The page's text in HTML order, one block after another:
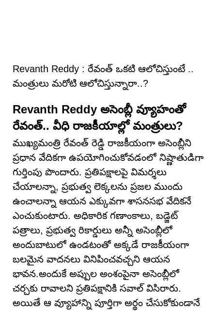
Revanth Reddy : రేవంత్ ఒకటి ఆలోచిస్తుంటే ..
మంత్రులు మ‌రోటి ఆలోచిస్తున్నారా..?
Revanth Reddy అసెంబ్లీ వ్యూహంతో
రేవంత్.. వీధి రాజకీయాల్లో మంత్రులు?
ముఖ్యమంత్రి రేవంత్ రెడ్డి రాజకీయంగా అసెంబ్లీని
ప్రధాన వేదికగా ఉపయోగించుకోవడంలో నిష్ణాతుడిగా
గుర్తింపు పొందారు. ప్రతిపక్షాలపై విమర్శలు
చేయాలన్నా, ప్రభుత్వ లెక్కలను ప్రజల ముందు
ఉంచాలన్నా ఆయన ఎక్కువగా శాసనసభ వేదికనే
ఎంచుకుంటారు. అధికారిక గణాంకాలు, బడ్జెట్
పత్రాలు, ప్రభుత్వ రికార్డులు అన్నీ అసెంబ్లీలో
అందుబాటులో ఉండటంతో అక్కడే రాజకీయంగా
బలమైన వాదనలు వినిపించవచ్చని ఆయన
భావన.అందుకే అప్పుల అంశంపైనా అసెంబ్లీలో
చర్చకు రావాలని ప్రతిపక్షానికి సవాల్ విసిరారు.
అయితే ఆ వ్యూహాన్ని పూర్తిగా అర్థం చేసుకోకుండానే